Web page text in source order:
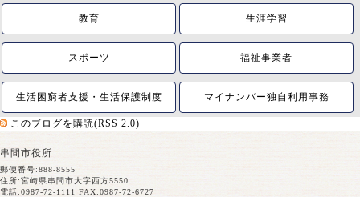
教育 生涯学習
スポーツ 福祉事業者
生活困窮者支援・生活保護制度 マイナンバー独自利用事務
このブログを購読(RSS 2.0)
串間市役所
郵便番号:888-8555
住所:宮崎県串間市大字西方5550
電話:0987-72-1111 FAX:0987-72-6727